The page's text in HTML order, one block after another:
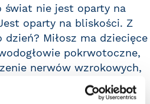
świat nie jest oparty na
oparty na bliskości. Z
Miłosz ma dziecięce
pokrwotoczne,
nerwów wzrokowych,
ślepotę. Nie
i nie jest w stanie